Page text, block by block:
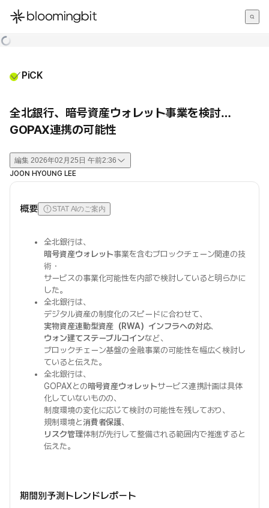
한국어
PiCK
全北銀行、暗号資産ウォレット事業を検討…
GOPAX連携の可能性
編集 2026年02月25日 午前2:36
JOON HYOUNG LEE
概要 STAT AIのご案内
全北銀行は、
暗号資産ウォレット事業を含むブロックチェーン関連の技
術・
サービスの事業化可能性を内部で検討していると明らかに
した。
全北銀行は、
デジタル資産の制度化のスピードに合わせて、
実物資産連動型資産（RWA）インフラへの対応、
ウォン建てステーブルコインなど、
ブロックチェーン基盤の金融事業の可能性を幅広く検討し
ていると伝えた。
全北銀行は、
GOPAXとの暗号資産ウォレットサービス連携計画は具体
化していないものの、
制度環境の変化に応じて検討の可能性を残しており、
規制環境と消費者保護、
リスク管理体制が先行して整備される範囲内で推進すると
伝えた。
期間別予測トレンドレポート